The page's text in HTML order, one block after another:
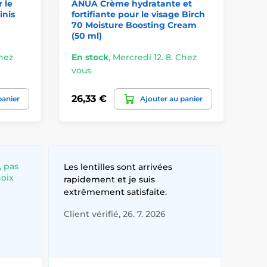
le
ANUA Crème hydratante et
fortifiante pour le visage Birch
70 Moisture Boosting Cream
(50 ml)
En stock, Mercredi 12. 8. Chez
vous
26,33 € Ajouter au panier
pas
Les lentilles sont arrivées
rapidement et je suis
extrêmement satisfaite.
Client vérifié, 26. 7. 2026